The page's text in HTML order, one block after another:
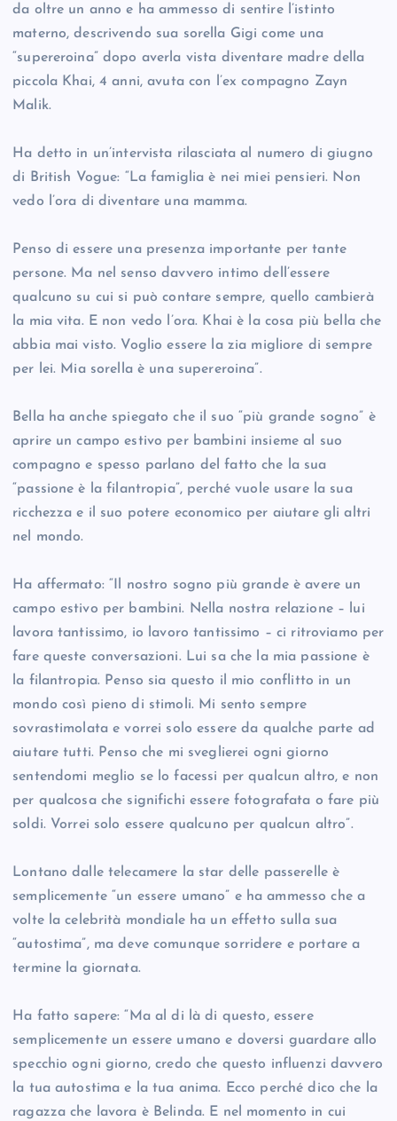
da oltre un anno e ha ammesso di sentire l’istinto
materno, descrivendo sua sorella Gigi come una
“supereroina” dopo averla vista diventare madre della
piccola Khai, 4 anni, avuta con l’ex compagno Zayn
Malik.
Ha detto in un’intervista rilasciata al numero di giugno
di British Vogue: “La famiglia è nei miei pensieri. Non
vedo l’ora di diventare una mamma.
Penso di essere una presenza importante per tante
persone. Ma nel senso davvero intimo dell’essere
qualcuno su cui si può contare sempre, quello cambierà
la mia vita. E non vedo l’ora. Khai è la cosa più bella che
abbia mai visto. Voglio essere la zia migliore di sempre
per lei. Mia sorella è una supereroina”.
Bella ha anche spiegato che il suo “più grande sogno” è
aprire un campo estivo per bambini insieme al suo
compagno e spesso parlano del fatto che la sua
“passione è la filantropia”, perché vuole usare la sua
ricchezza e il suo potere economico per aiutare gli altri
nel mondo.
Ha affermato: “Il nostro sogno più grande è avere un
campo estivo per bambini. Nella nostra relazione – lui
lavora tantissimo, io lavoro tantissimo – ci ritroviamo per
fare queste conversazioni. Lui sa che la mia passione è
la filantropia. Penso sia questo il mio conflitto in un
mondo così pieno di stimoli. Mi sento sempre
sovrastimolata e vorrei solo essere da qualche parte ad
aiutare tutti. Penso che mi sveglierei ogni giorno
sentendomi meglio se lo facessi per qualcun altro, e non
per qualcosa che significhi essere fotografata o fare più
soldi. Vorrei solo essere qualcuno per qualcun altro”.
Lontano dalle telecamere la star delle passerelle è
semplicemente “un essere umano” e ha ammesso che a
volte la celebrità mondiale ha un effetto sulla sua
“autostima”, ma deve comunque sorridere e portare a
termine la giornata.
Ha fatto sapere: “Ma al di là di questo, essere
semplicemente un essere umano e doversi guardare allo
specchio ogni giorno, credo che questo influenzi davvero
la tua autostima e la tua anima. Ecco perché dico che la
ragazza che lavora è Belinda. E nel momento in cui